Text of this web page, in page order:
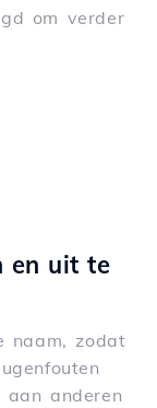
om verder
en uit te
naam, zodat
aan anderen